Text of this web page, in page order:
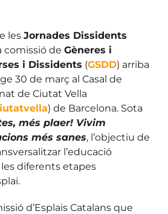
les Jornades Dissidents
comissió de Gèneres i
i Dissidents (GSDD) arriba
30 de març al Casal de
de Ciutat Vella
) de Barcelona. Sota
més plaer! Vivim
més sanes, l’objectiu de
l’educació
diferents etapes
d’Esplais Catalans que